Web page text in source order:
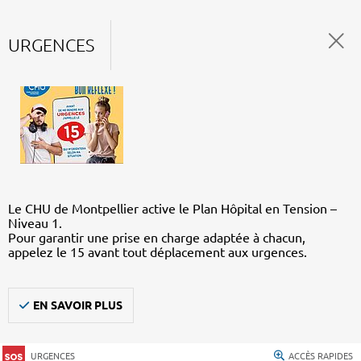
URGENCES
Le CHU de Montpellier active le Plan Hôpital en Tension –
Niveau 1.
Pour garantir une prise en charge adaptée à chacun,
appelez le 15 avant tout déplacement aux urgences.
EN SAVOIR PLUS
URGENCES ACCÈS RAPIDES